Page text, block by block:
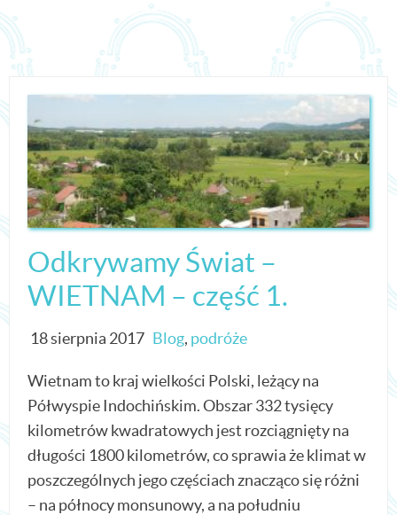
Odkrywamy Świat –
WIETNAM – część 1.
18 sierpnia 2017 Blog, podróże
Wietnam to kraj wielkości Polski, leżący na
Półwyspie Indochińskim. Obszar 332 tysięcy
kilometrów kwadratowych jest rozciągnięty na
długości 1800 kilometrów, co sprawia że klimat w
poszczególnych jego częściach znacząco się różni
– na północy monsunowy, a na południu